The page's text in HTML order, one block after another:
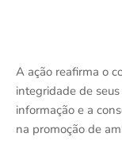
A ação reafirma o
integridade de
informação e a
na promoção de